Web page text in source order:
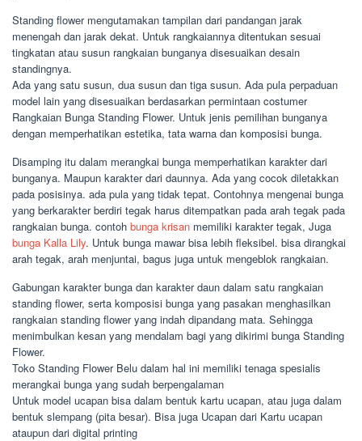
Standing flower mengutamakan tampilan dari pandangan jarak
menengah dan jarak dekat. Untuk rangkaiannya ditentukan sesuai
tingkatan atau susun rangkaian bunganya disesuaikan desain
standingnya.
Ada yang satu susun, dua susun dan tiga susun. Ada pula perpaduan
model lain yang disesuaikan berdasarkan permintaan costumer
Rangkaian Bunga Standing Flower. Untuk jenis pemilihan bunganya
dengan memperhatikan estetika, tata warna dan komposisi bunga.
Disamping itu dalam merangkai bunga memperhatikan karakter dari
bunganya. Maupun karakter dari daunnya. Ada yang cocok diletakkan
pada posisinya. ada pula yang tidak tepat. Contohnya mengenai bunga
yang berkarakter berdiri tegak harus ditempatkan pada arah tegak pada
rangkaian bunga. contoh bunga krisan memiliki karakter tegak, Juga
bunga Kalla Lily. Untuk bunga mawar bisa lebih fleksibel. bisa dirangkai
arah tegak, arah menjuntai, bagus juga untuk mengeblok rangkaian.
Gabungan karakter bunga dan karakter daun dalam satu rangkaian
standing flower, serta komposisi bunga yang pasakan menghasilkan
rangkaian standing flower yang indah dipandang mata. Sehingga
menimbulkan kesan yang mendalam bagi yang dikirimi bunga Standing
Flower.
Toko Standing Flower Belu dalam hal ini memiliki tenaga spesialis
merangkai bunga yang sudah berpengalaman
Untuk model ucapan bisa dalam bentuk kartu ucapan, atau juga dalam
bentuk slempang (pita besar). Bisa juga Ucapan dari Kartu ucapan
ataupun dari digital printing